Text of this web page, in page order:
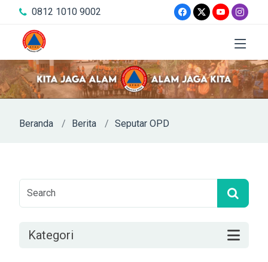
0812 1010 9002
Beranda Berita Seputar OPD
Kategori